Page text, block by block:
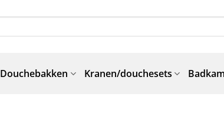
Douchebakken Kranen/douchesets